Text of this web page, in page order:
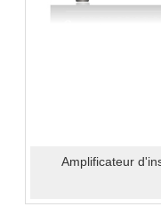
Amplificateur